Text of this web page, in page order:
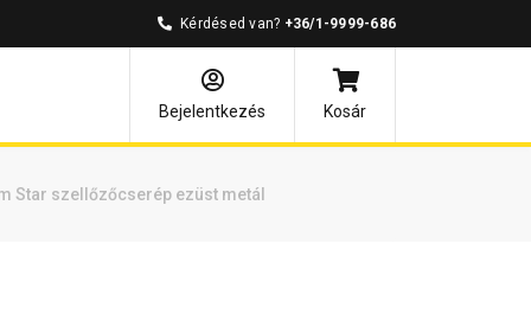
Kérdésed van? +36/1-9999-686
Bejelentkezés
Kosár
Star szellőzőcserép ezüst metál
Kérdések és válaszok